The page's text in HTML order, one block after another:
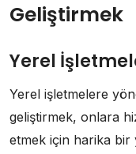
Geliştirmek
Yerel
Yerel işletmelere
geliştirmek, onlara
etmek için harika